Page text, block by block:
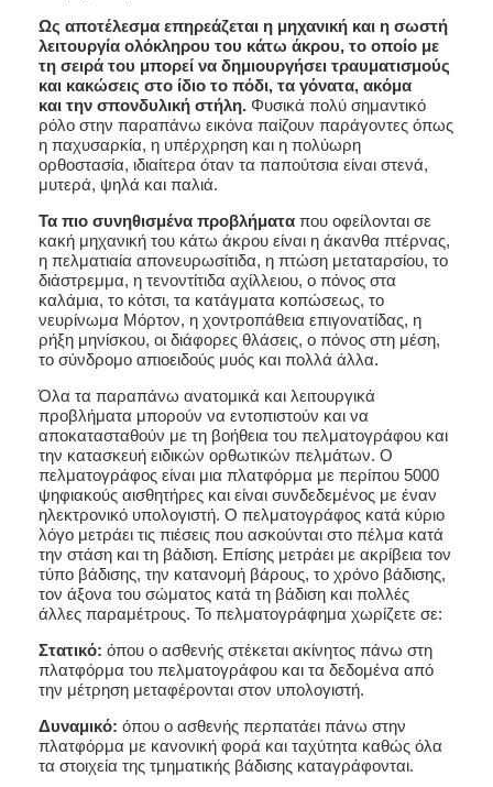
Ως αποτέλεσμα επηρεάζεται η μηχανική και η σωστή
λειτουργία ολόκληρου του κάτω άκρου, το οποίο με
τη σειρά του μπορεί να δημιουργήσει τραυματισμούς
και κακώσεις στο ίδιο το πόδι, τα γόνατα, ακόμα
και την σπονδυλική στήλη. Φυσικά πολύ σημαντικό
ρόλο στην παραπάνω εικόνα παίζουν παράγοντες όπως
η παχυσαρκία, η υπέρχρηση και η πολύωρη
ορθοστασία, ιδιαίτερα όταν τα παπούτσια είναι στενά,
μυτερά, ψηλά και παλιά.
Τα πιο συνηθισμένα προβλήματα που οφείλονται σε
κακή μηχανική του κάτω άκρου είναι η άκανθα πτέρνας,
η πελματιαία απονευρωσίτιδα, η πτώση μεταταρσίου, το
διάστρεμμα, η τενοντίτιδα αχίλλειου, ο πόνος στα
καλάμια, το κότσι, τα κατάγματα κοπώσεως, το
νευρίνωμα Μόρτον, η χοντροπάθεια επιγονατίδας, η
ρήξη μηνίσκου, οι διάφορες θλάσεις, ο πόνος στη μέση,
το σύνδρομο απιοειδούς μυός και πολλά άλλα.
Όλα τα παραπάνω ανατομικά και λειτουργικά
προβλήματα μπορούν να εντοπιστούν και να
αποκατασταθούν με τη βοήθεια του πελματογράφου και
την κατασκευή ειδικών ορθωτικών πελμάτων. Ο
πελματογράφος είναι μια πλατφόρμα με περίπου 5000
ψηφιακούς αισθητήρες και είναι συνδεδεμένος με έναν
ηλεκτρονικό υπολογιστή. Ο πελματογράφος κατά κύριο
λόγο μετράει τις πιέσεις που ασκούνται στο πέλμα κατά
την στάση και τη βάδιση. Επίσης μετράει με ακρίβεια τον
τύπο βάδισης, την κατανομή βάρους, το χρόνο βάδισης,
τον άξονα του σώματος κατά τη βάδιση και πολλές
άλλες παραμέτρους. Το πελματογράφημα χωρίζετε σε:
Στατικό: όπου ο ασθενής στέκεται ακίνητος πάνω στη
πλατφόρμα του πελματογράφου και τα δεδομένα από
την μέτρηση μεταφέρονται στον υπολογιστή.
Δυναμικό: όπου ο ασθενής περπατάει πάνω στην
πλατφόρμα με κανονική φορά και ταχύτητα καθώς όλα
τα στοιχεία της τμηματικής βάδισης καταγράφονται.